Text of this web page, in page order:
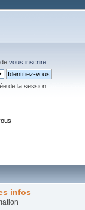
vous inscrire
de la session
infos